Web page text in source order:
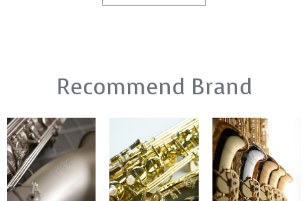
Recommend Brand